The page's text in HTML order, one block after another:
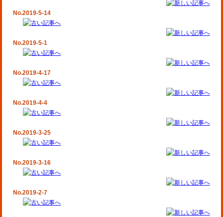
No.2019-5-14
No.2019-5-1
No.2019-4-17
No.2019-4-4
No.2019-3-25
No.2019-3-16
No.2019-2-7